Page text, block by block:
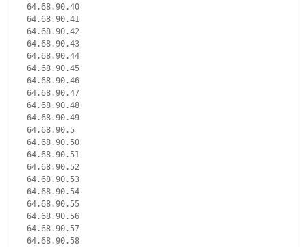
64.68.90.40
64.68.90.41
64.68.90.42
64.68.90.43
64.68.90.44
64.68.90.45
64.68.90.46
64.68.90.47
64.68.90.48
64.68.90.49
64.68.90.5
64.68.90.50
64.68.90.51
64.68.90.52
64.68.90.53
64.68.90.54
64.68.90.55
64.68.90.56
64.68.90.57
64.68.90.58